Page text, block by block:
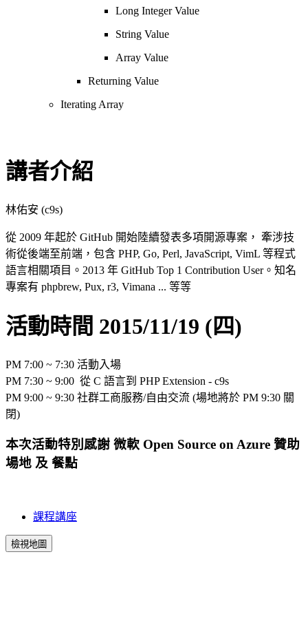
Long Integer Value
String Value
Array Value
Returning Value
Iterating Array
講者介紹
林佑安 (c9s)
從 2009 年起於 GitHub 開始陸續發表多項開源專案， 牽涉技
術從後端至前端，包含 PHP, Go, Perl, JavaScript, VimL 等程式
語言相關項目。2013 年 GitHub Top 1 Contribution User。知名
專案有 phpbrew, Pux, r3, Vimana ... 等等
活動時間 2015/11/19 (四)
PM 7:00 ~ 7:30 活動入場
PM 7:30 ~ 9:00 從 C 語言到 PHP Extension - c9s
PM 9:00 ~ 9:30 社群工商服務/自由交流 (場地將於 PM 9:30 關
閉)
本次活動特別感謝 微軟 Open Source on Azure 贊助
場地 及 餐點
課程講座
檢視地圖